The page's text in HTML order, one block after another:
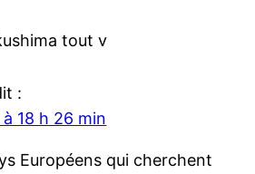
tout v
:
à 18 h 26 min
Européens qui cherchent